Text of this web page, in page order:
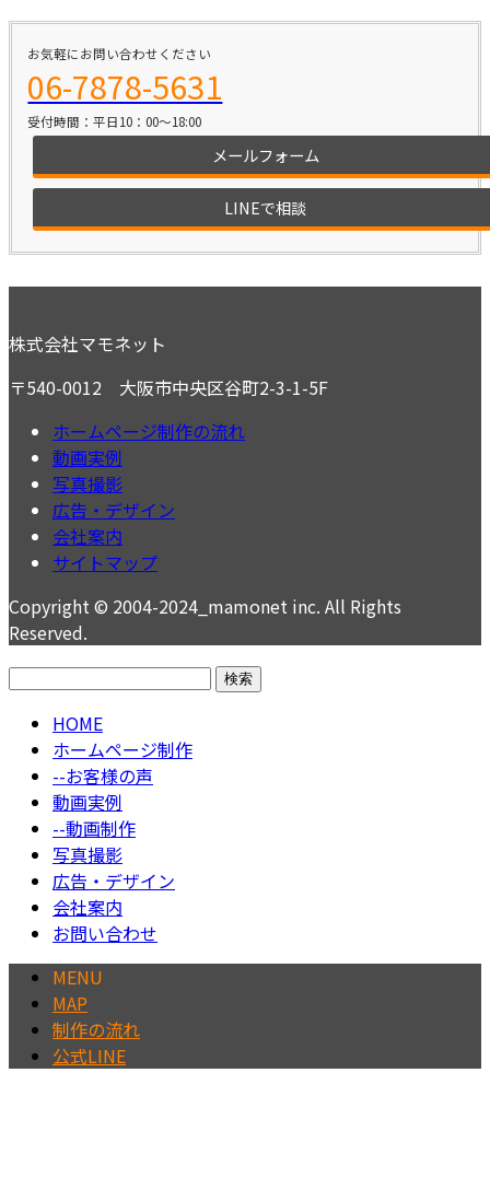
お気軽にお問い合わせください
06-7878-5631
受付時間：平日10：00～18:00
メールフォーム
LINEで相談
株式会社マモネット
〒540-0012 大阪市中央区谷町2-3-1-5F
ホームページ制作の流れ
動画実例
写真撮影
広告・デザイン
会社案内
サイトマップ
Copyright © 2004-2024_mamonet inc. All Rights
Reserved.
検
HOME
ホームページ制作
--お客様の声
動画実例
--動画制作
写真撮影
広告・デザイン
会社案内
お問い合わせ
MENU
MAP
制作の流れ
公式LINE